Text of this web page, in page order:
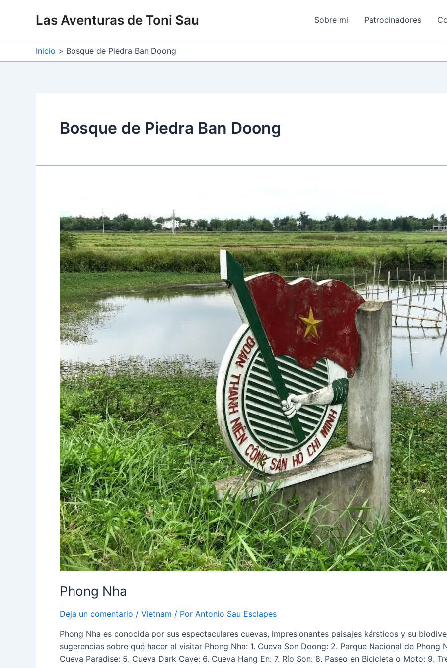
Las Aventuras de Toni Sau Sobre mi Patrocinadores
Inicio Bosque de Piedra Ban Doong
Bosque de Piedra Ban Doong
Phong Nha
Deja un comentario / Vietnam / Por Antonio Sau Esclapes
Phong Nha es conocida por sus espectaculares cuevas, impresionantes paisajes kársticos y su
sugerencias sobre qué hacer al visitar Phong Nha: 1. Cueva Son Doong: 2. Parque Nacional de Phong
Cueva Paradise: 5. Cueva Dark Cave: 6. Cueva Hang En: 7. Río Son: 8. Paseo en Bicicleta o Moto: 9.